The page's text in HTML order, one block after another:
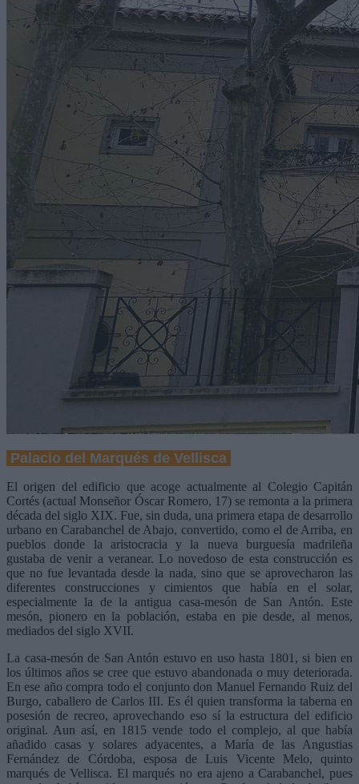
Palacio del Marqués de Vellisca
El origen del edificio que acoge actualmente al Colegio Capitán
Cortés (actual Monseñor Óscar Romero, 17) se remonta a la primera
década del siglo XIX. Fue, sin duda, una primera etapa de desarrollo
urbano en Carabanchel de Abajo, convertido, como el de Arriba, en
pueblos donde la aristocracia y la nueva burguesía madrileña
gustaba de venir a veranear. Lo novedoso de esta construcción es
que no fue levantada desde la nada, sino que se aprovecharon las
diferentes construcciones y cimientos que había en el solar,
especialmente la de la antigua casa-mesón de San Antón. Este
mesón, pionero en la población, estaba en pie desde, al menos,
mediados del siglo XVII.
La casa-mesón de San Antón estuvo en uso hasta 1801, si bien en
los últimos años se cree que estuvo abandonada o muy deteriorada.
En ese año compra todo el conjunto don Manuel Fernando Ruiz del
Burgo, caballero de Carlos III. Es él quien transforma la taberna en
posesión de recreo, aprovechando eso sí la estructura del edificio
original. Aun así, en 1815 vende todo el complejo, al que había
añadido casas y solares adyacentes, a María de las Angustias
Fernández de Córdoba, esposa de Luis Vicente Melo, quinto
marqués de Vellisca. El marqués no era ajeno a Carabanchel, pues